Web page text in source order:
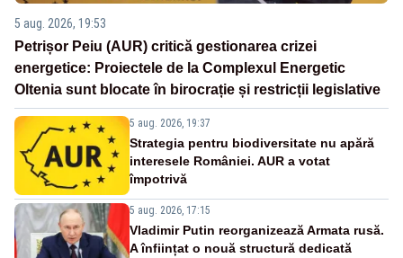
5 aug. 2026, 19:53
Petrișor Peiu (AUR) critică gestionarea crizei
energetice: Proiectele de la Complexul Energetic
Oltenia sunt blocate în birocrație și restricții legislative
5 aug. 2026, 19:37
Strategia pentru biodiversitate nu apără
interesele României. AUR a votat
împotrivă
5 aug. 2026, 17:15
Vladimir Putin reorganizează Armata rusă.
A înființat o nouă structură dedicată